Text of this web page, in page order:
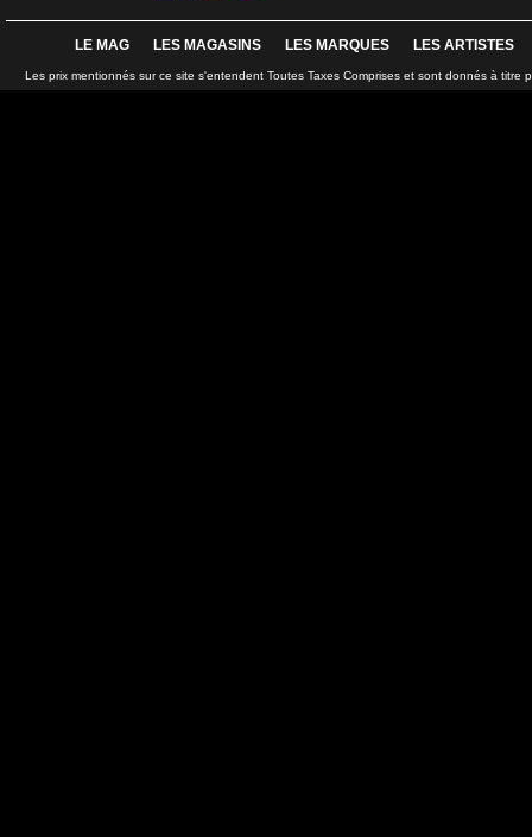
LE MAG LES MAGASINS LES MARQUES LES ARTISTES
Les prix mentionnés sur ce site s'entendent Toutes Taxes Comprises et sont donnés à